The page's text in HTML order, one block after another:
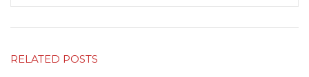
RELATED POSTS